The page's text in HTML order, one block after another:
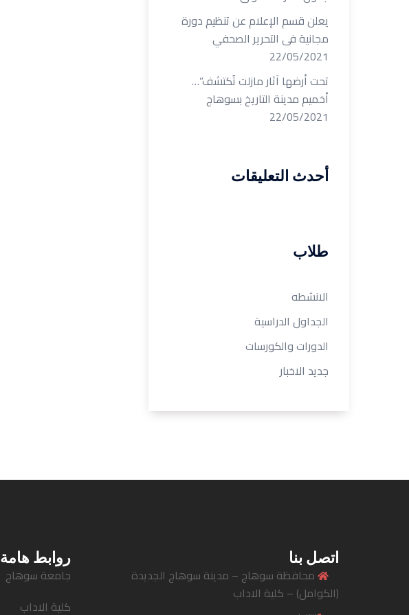
يعلن قسم الإعلام عن تنظيم دورة
مجانية فى التحرير الصحفي
22/05/2021
تحت أرضها آثار مازلت تُكتشف”…
أخميم مدينة التاريخ بسوهاج
22/05/2021
أحدث التعليقات
طلاب
الانشطه
الجداول الدراسية
الدورات والكورسات
جديد الاخبار
اتصل بنا
محافظة سوهاج – مدينة سوهاج الجديدة
(الكوامل) – كلية الاداب
روابط هامة
جامعة سوهاج
كلية الاداب